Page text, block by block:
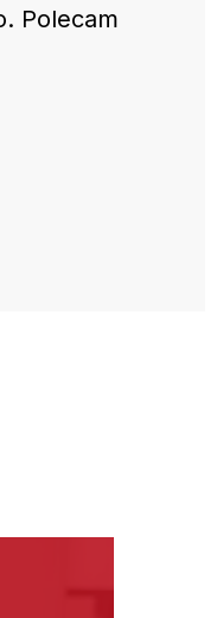
Polecam